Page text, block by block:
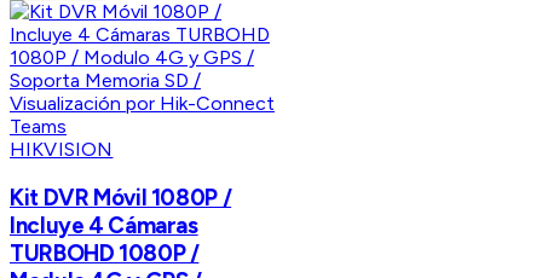
HIKVISION
Kit DVR Móvil 1080P /
Incluye 4 Cámaras
TURBOHD 1080P /